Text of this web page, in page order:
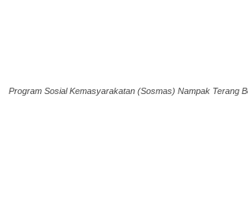
Program Sosial Kemasyarakatan (Sosmas) Nampak Terang